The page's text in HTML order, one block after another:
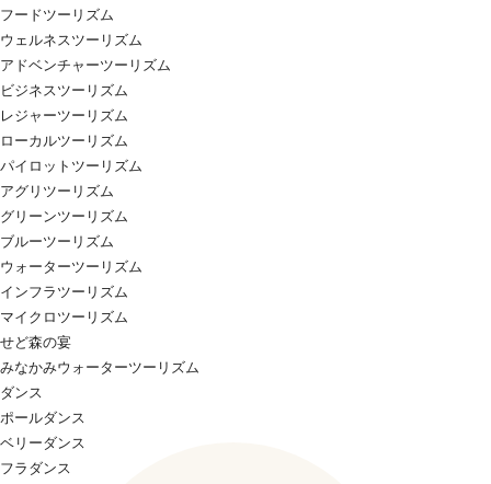
フードツーリズム
ウェルネスツーリズム
アドベンチャーツーリズム
ビジネスツーリズム
レジャーツーリズム
ローカルツーリズム
パイロットツーリズム
アグリツーリズム
グリーンツーリズム
ブルーツーリズム
ウォーターツーリズム
インフラツーリズム
マイクロツーリズム
せど森の宴
みなかみウォーターツーリズム
ダンス
ポールダンス
ベリーダンス
フラダンス